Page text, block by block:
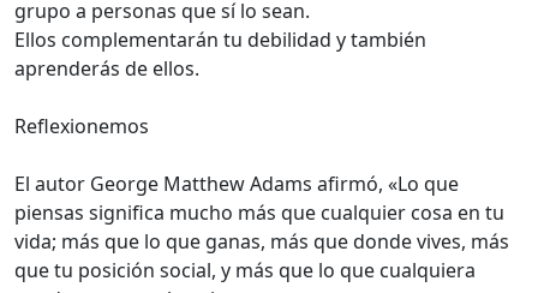
grupo a personas que sí lo sean.
Ellos complementarán tu debilidad y también
aprenderás de ellos.
Reflexionemos
El autor George Matthew Adams afirmó, «Lo que
piensas significa mucho más que cualquier cosa en tu
vida; más que lo que ganas, más que donde vives, más
que tu posición social, y más que lo que cualquiera